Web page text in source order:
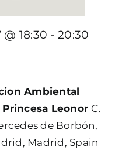
18:30 -20:30
Ambiental
Princesa Leonor C.
de Borbón,
Madrid, Spain